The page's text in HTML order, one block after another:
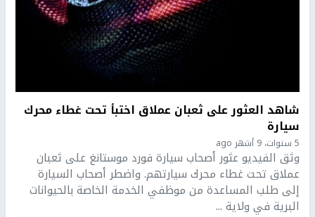
شاهد العثور على ثعبان عملاق اختبأ تحت غطاء محرك
سيارة
5 سنوات، 9 أشهر ago
وثق الفيديو عثور أصحاب سيارة فورد موستانغ على ثعبان
عملاق تحت غطاء محرك سيارتهم. واضطر أصحاب السيارة
إلى طلب المساعدة من موظفي الخدمة الخاصة بالحيوانات
البرية في ولاية ...